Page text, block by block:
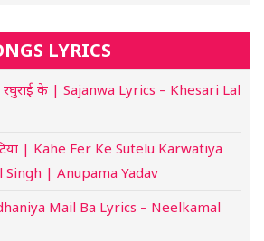
LYRICS
के | Sajanwa Lyrics – Khesari Lal
| Kahe Fer Ke Sutelu Karwatiya
Singh | Anupama Yadav
Mail Ba Lyrics – Neelkamal